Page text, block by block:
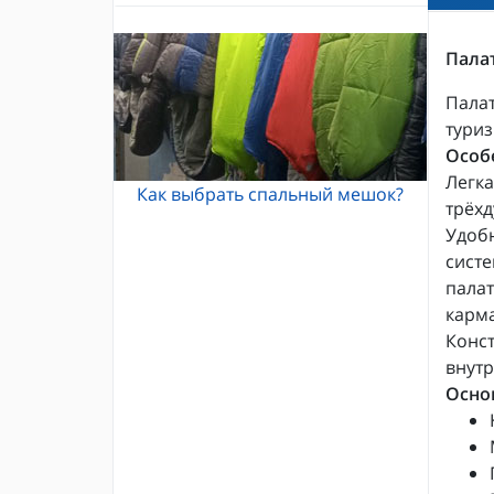
Кошки Grivel
Каски и шлемы для альпинизма
Жумары и зажимы
Карабины и оттяжки
Спусковые устройства
Как выбрать спальный мешок?